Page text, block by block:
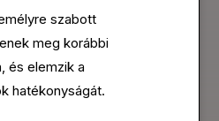
szabott
meg korábbi
és elemzik a
hatékonyságát.